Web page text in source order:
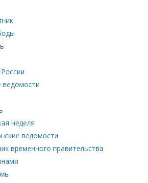
ведомости
неделя
ведомости
временного правительства